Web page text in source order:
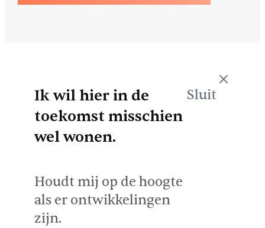
Ik wil hier in de
toekomst misschien
wel wonen.
Houdt mij op de hoogte
als er ontwikkelingen
zijn.
Sluit